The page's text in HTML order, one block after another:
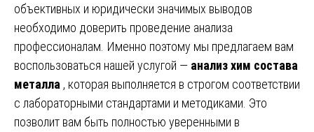
объективных и юридически значимых выводов
необходимо доверить проведение анализа
профессионалам. Именно поэтому мы предлагаем вам
воспользоваться нашей услугой — анализ хим состава
металла , которая выполняется в строгом соответствии
с лабораторными стандартами и методиками. Это
позволит вам быть полностью уверенными в